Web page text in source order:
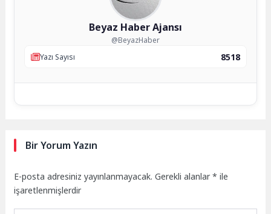
Beyaz Haber Ajansı
@BeyazHaber
Yazı Sayısı
8518
Bir Yorum Yazın
E-posta adresiniz yayınlanmayacak. Gerekli alanlar* ile
işaretlenmişlerdir